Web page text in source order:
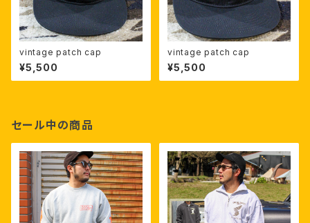
vintage patch cap
¥5,500
vintage patch cap
¥5,500
セール中の商品